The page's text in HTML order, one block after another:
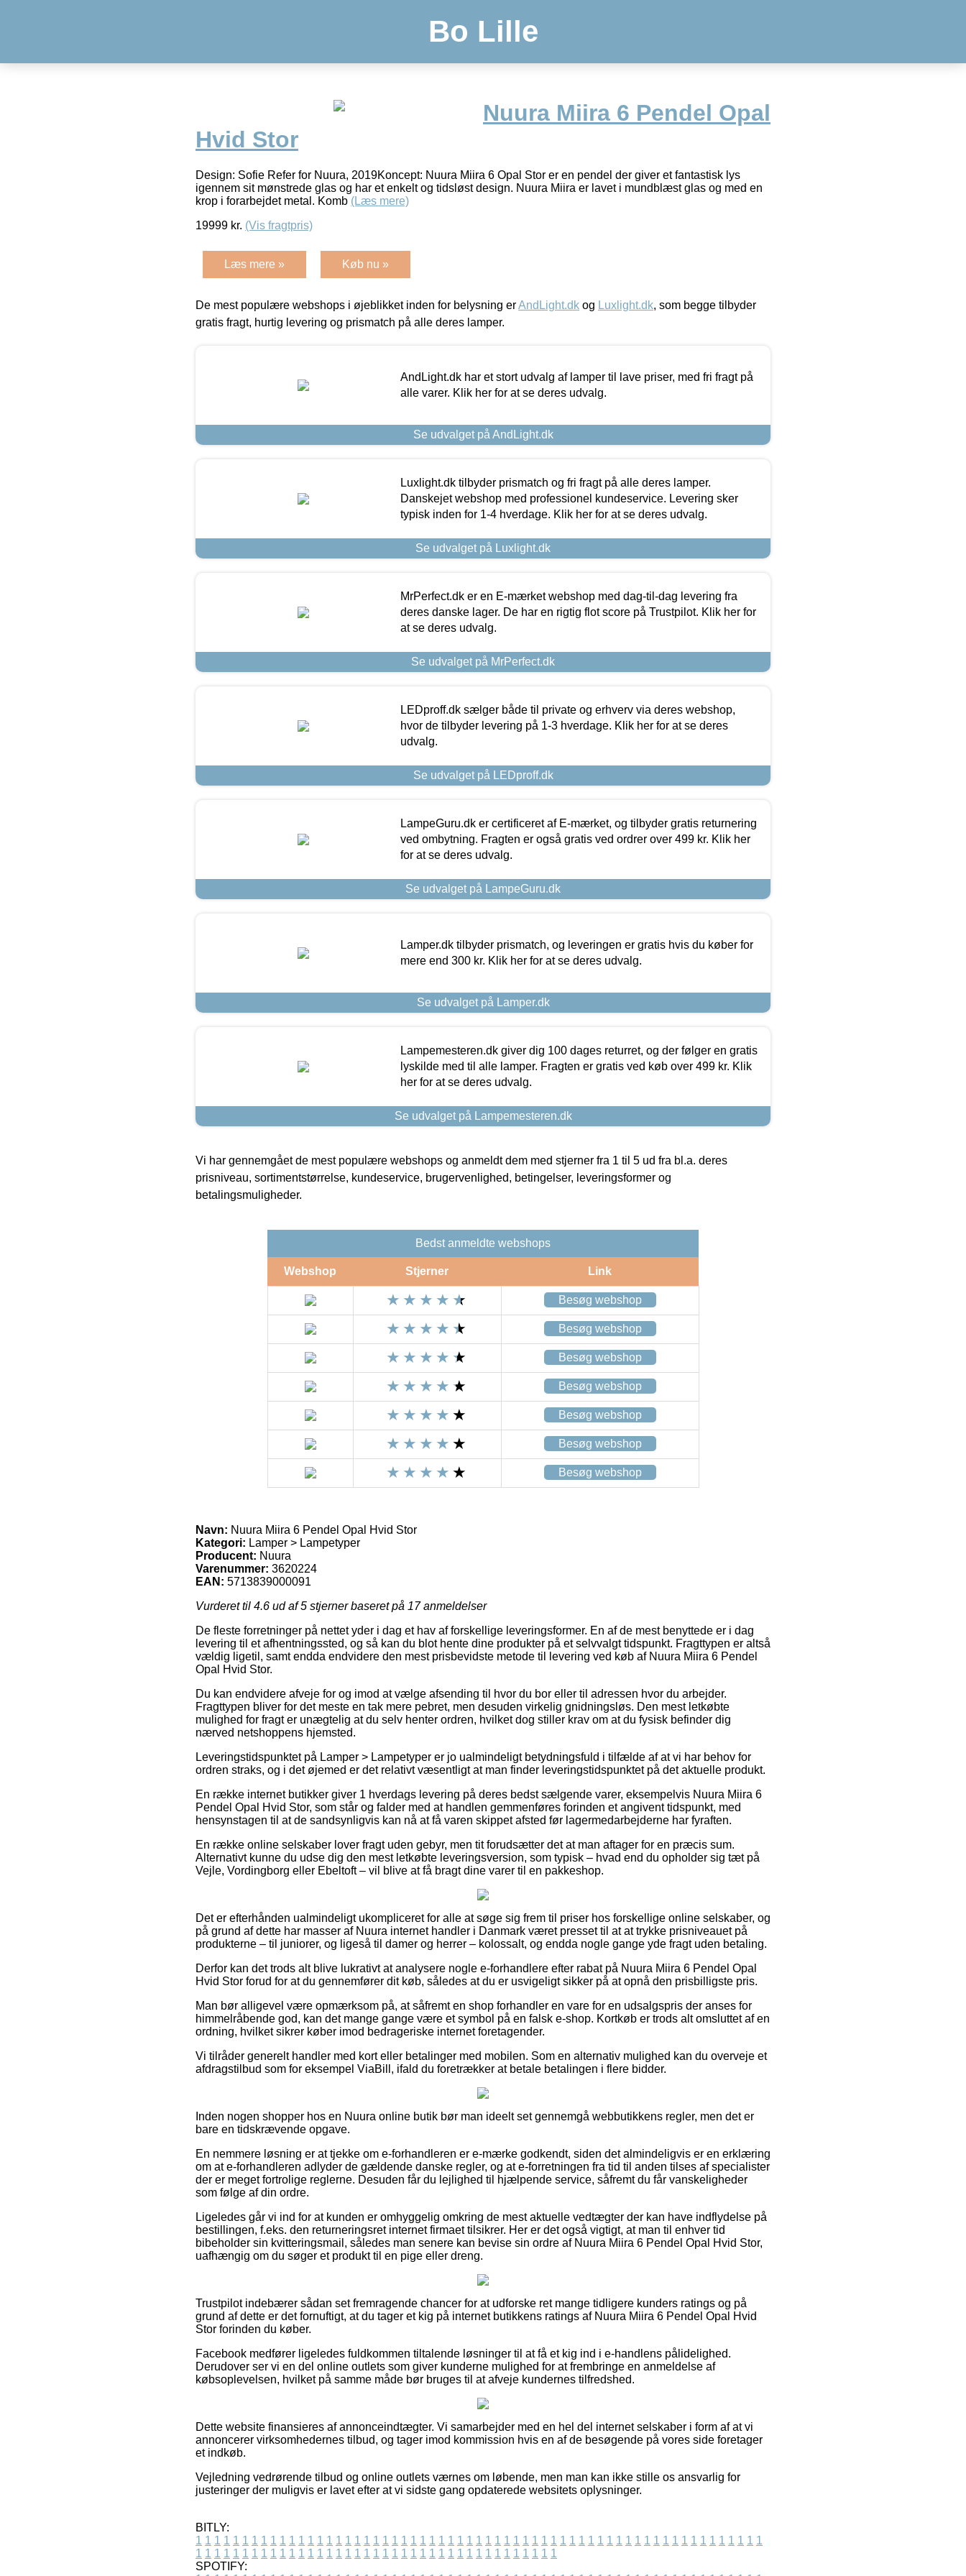
Bo Lille
Nuura Miira 6 Pendel Opal
Hvid Stor
Design: Sofie Refer for Nuura, 2019Koncept: Nuura Miira 6 Opal Stor er en pendel der giver et fantastisk lys
igennem sit mønstrede glas og har et enkelt og tidsløst design. Nuura Miira er lavet i mundblæst glas og med en
krop i forarbejdet metal. Komb (Læs mere)
19999 kr. (Vis fragtpris)
Læs mere » Køb nu »
De mest populære webshops i øjeblikket inden for belysning erAndLight.dk og Luxlight.dk, som begge tilbyder
gratis fragt, hurtig levering og prismatch på alle deres lamper.
AndLight.dk har et stort udvalg af lamper til lave priser, med fri fragt på
alle varer. Klik her for at se deres udvalg.
Se udvalget på AndLight.dk
Luxlight.dk tilbyder prismatch og fri fragt på alle deres lamper.
Danskejet webshop med professionel kundeservice. Levering sker
typisk inden for 1-4 hverdage. Klik her for at se deres udvalg.
Se udvalget på Luxlight.dk
MrPerfect.dk er en E-mærket webshop med dag-til-dag levering fra
deres danske lager. De har en rigtig flot score på Trustpilot. Klik her for
at se deres udvalg.
Se udvalget på MrPerfect.dk
LEDproff.dk sælger både til private og erhverv via deres webshop,
hvor de tilbyder levering på 1-3 hverdage. Klik her for at se deres
udvalg.
Se udvalget på LEDproff.dk
LampeGuru.dk er certificeret af E-mærket, og tilbyder gratis returnering
ved ombytning. Fragten er også gratis ved ordrer over 499 kr. Klik her
for at se deres udvalg.
Se udvalget på LampeGuru.dk
Lamper.dk tilbyder prismatch, og leveringen er gratis hvis du køber for
mere end 300 kr. Klik her for at se deres udvalg.
Se udvalget på Lamper.dk
Lampemesteren.dk giver dig 100 dages returret, og der følger en gratis
lyskilde med til alle lamper. Fragten er gratis ved køb over 499 kr. Klik
her for at se deres udvalg.
Se udvalget på Lampemesteren.dk
Vi har gennemgået de mest populære webshops og anmeldt dem med stjerner fra 1 til 5 ud fra bl.a. deres
prisniveau, sortimentstørrelse, kundeservice, brugervenlighed, betingelser, leveringsformer og
betalingsmuligheder.
Bedst anmeldte webshops
Webshop Stjerner Link
Besøg webshop
Besøg webshop
Besøg webshop
Besøg webshop
Besøg webshop
Besøg webshop
Besøg webshop
Navn: Nuura Miira 6 Pendel Opal Hvid Stor
Kategori: Lamper > Lampetyper
Producent: Nuura
Varenummer: 3620224
EAN: 5713839000091
Vurderet til 4.6 ud af 5 stjerner baseret på 17anmeldelser
De fleste forretninger på nettet yder i dag et hav af forskellige leveringsformer. En af de mest benyttede er i dag
levering til et afhentningssted, og så kan du blot hente dine produkter på et selvvalgt tidspunkt. Fragttypen er altså
vældig ligetil, samt endda endvidere den mest prisbevidste metode til levering ved køb af Nuura Miira 6 Pendel
Opal Hvid Stor.
Du kan endvidere afveje for og imod at vælge afsending til hvor du bor eller til adressen hvor du arbejder.
Fragttypen bliver for det meste en tak mere pebret, men desuden virkelig gnidningsløs. Den mest letkøbte
mulighed for fragt er unægtelig at du selv henter ordren, hvilket dog stiller krav om at du fysisk befinder dig
nærved netshoppens hjemsted.
Leveringstidspunktet på Lamper > Lampetyper er jo ualmindeligt betydningsfuld i tilfælde af at vi har behov for
ordren straks, og i det øjemed er det relativt væsentligt at man finder leveringstidspunktet på det aktuelle produkt.
En række internet butikker giver 1 hverdags levering på deres bedst sælgende varer, eksempelvis Nuura Miira 6
Pendel Opal Hvid Stor, som står og falder med at handlen gemmenføres forinden et angivent tidspunkt, med
hensynstagen til at de sandsynligvis kan nå at få varen skippet afsted før lagermedarbejderne har fyraften.
En række online selskaber lover fragt uden gebyr, men tit forudsætter det at man aftager for en præcis sum.
Alternativt kunne du udse dig den mest letkøbte leveringsversion, som typisk – hvad end du opholder sig tæt på
Vejle, Vordingborg eller Ebeltoft – vil blive at få bragt dine varer til en pakkeshop.
Det er efterhånden ualmindeligt ukompliceret for alle at søge sig frem til priser hos forskellige online selskaber, og
på grund af dette har masser af Nuura internet handler i Danmark været presset til at at trykke prisniveauet på
produkterne – til juniorer, og ligeså til damer og herrer – kolossalt, og endda nogle gange yde fragt uden betaling.
Derfor kan det trods alt blive lukrativt at analysere nogle e-forhandlere efter rabat på Nuura Miira 6 Pendel Opal
Hvid Stor forud for at du gennemfører dit køb, således at du er usvigeligt sikker på at opnå den prisbilligste pris.
Man bør alligevel være opmærksom på, at såfremt en shop forhandler en vare for en udsalgspris der anses for
himmelråbende god, kan det mange gange være et symbol på en falsk e-shop. Kortkøb er trods alt omsluttet af en
ordning, hvilket sikrer køber imod bedrageriske internet foretagender.
Vi tilråder generelt handler med kort eller betalinger med mobilen. Som en alternativ mulighed kan du overveje et
afdragstilbud som for eksempel ViaBill, ifald du foretrækker at betale betalingen i flere bidder.
Inden nogen shopper hos en Nuura online butik bør man ideelt set gennemgå webbutikkens regler, men det er
bare en tidskrævende opgave.
En nemmere løsning er at tjekke om e-forhandleren er e-mærke godkendt, siden det almindeligvis er en erklæring
om at e-forhandleren adlyder de gældende danske regler, og at e-forretningen fra tid til anden tilses af specialister
der er meget fortrolige reglerne. Desuden får du lejlighed til hjælpende service, såfremt du får vanskeligheder
som følge af din ordre.
Ligeledes går vi ind for at kunden er omhyggelig omkring de mest aktuelle vedtægter der kan have indflydelse på
bestillingen, f.eks. den returneringsret internet firmaet tilsikrer. Her er det også vigtigt, at man til enhver tid
bibeholder sin kvitteringsmail, således man senere kan bevise sin ordre af Nuura Miira 6 Pendel Opal Hvid Stor,
uafhængig om du søger et produkt til en pige eller dreng.
Trustpilot indebærer sådan set fremragende chancer for at udforske ret mange tidligere kunders ratings og på
grund af dette er det fornuftigt, at du tager et kig på internet butikkens ratings af Nuura Miira 6 Pendel Opal Hvid
Stor forinden du køber.
Facebook medfører ligeledes fuldkommen tiltalende løsninger til at få et kig ind i e-handlens pålidelighed.
Derudover ser vi en del online outlets som giver kunderne mulighed for at frembringe en anmeldelse af
købsoplevelsen, hvilket på samme måde bør bruges til at afveje kundernes tilfredshed.
Dette website finansieres af annonceindtægter. Vi samarbejder med en hel del internet selskaber i form af at vi
annoncerer virksomhedernes tilbud, og tager imod kommission hvis en af de besøgende på vores side foretager
et indkøb.
Vejledning vedrørende tilbud og online outlets værnes om løbende, men man kan ikke stille os ansvarlig for
justeringer der muligvis er lavet efter at vi sidste gang opdaterede websitets oplysninger.
BITLY:
1 1 1 1 1 1 1 1 1 1 1 1 1 1 1 1 1 1 1 1 1 1 1 1 1 1 1 1 1 1 1 1 1 1 1 1 1 1 1 1 1 1 1 1 1 1 1 1 1 1 1 1 1 1 1 1 1 1 1 1 1
1 1 1 1 1 1 1 1 1 1 1 1 1 1 1 1 1 1 1 1 1 1 1 1 1 1 1 1 1 1 1 1 1 1 1 1 1 1 1
SPOTIFY: